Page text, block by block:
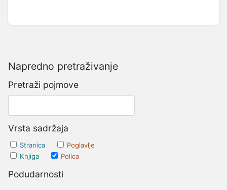
Napredno pretraživanje
Pretraži pojmove
Vrsta sadržaja
Stranica
Poglavlje
Knjiga
Polica
Podudarnosti